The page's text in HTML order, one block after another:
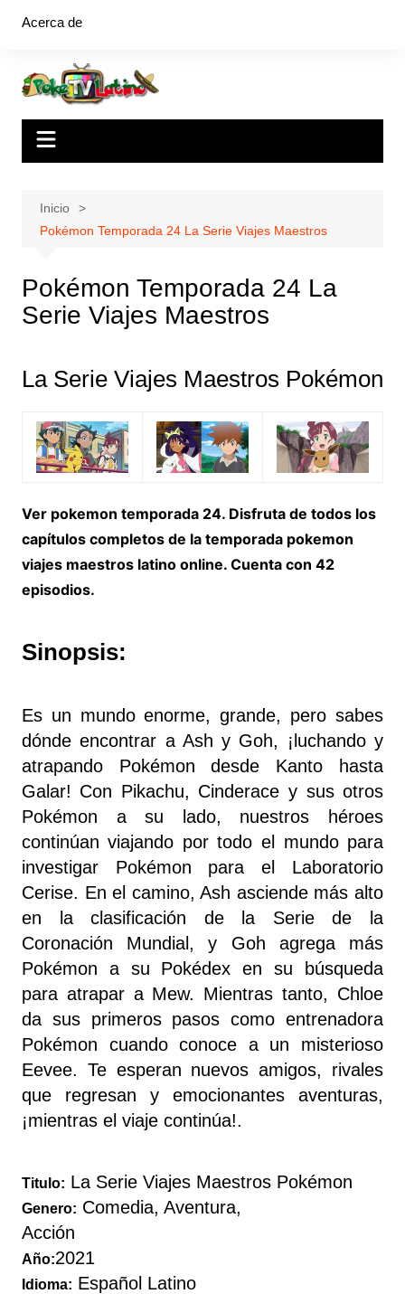
Acerca de
Inicio
Pokémon Temporada 24 La Serie Viajes Maestros
Pokémon Temporada 24 La
Serie Viajes Maestros
La Serie Viajes Maestros Pokémon
Ver pokemon temporada 24. Disfruta de todos los
capítulos completos de la temporada pokemon
viajes maestros latino online. Cuenta con 42
episodios.
Sinopsis:
Es un mundo enorme, grande, pero sabes
dónde encontrar a Ash y Goh, ¡luchando y
atrapando Pokémon desde Kanto hasta
Galar! Con Pikachu, Cinderace y sus otros
Pokémon a su lado, nuestros héroes
continúan viajando por todo el mundo para
investigar Pokémon para el Laboratorio
Cerise. En el camino, Ash asciende más alto
en la clasificación de la Serie de la
Coronación Mundial, y Goh agrega más
Pokémon a su Pokédex en su búsqueda
para atrapar a Mew. Mientras tanto, Chloe
da sus primeros pasos como entrenadora
Pokémon cuando conoce a un misterioso
Eevee. Te esperan nuevos amigos, rivales
que regresan y emocionantes aventuras,
¡mientras el viaje continúa!.
Titulo: La Serie Viajes Maestros Pokémon
Genero: Comedia, Aventura,
Acción
Año:2021
Idioma: Español Latino